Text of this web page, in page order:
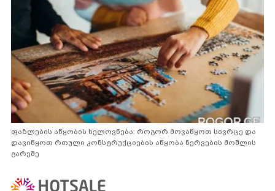
ფაზლების აწყობის ხელოვნება: როგორ მოვაწყოთ სივრცე და
დავიწყოთ რთული კონსტრუქციების აწყობა ნერვების მოშლის
გარეშე